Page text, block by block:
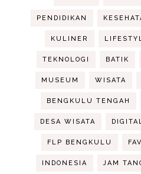
PENDIDIKAN
KULINER
TEKNOLOGI BATIK
MUSEUM WISATA
BENGKULU TENGAH
DESA WISATA
FLP BENGKULU
INDONESIA JAM